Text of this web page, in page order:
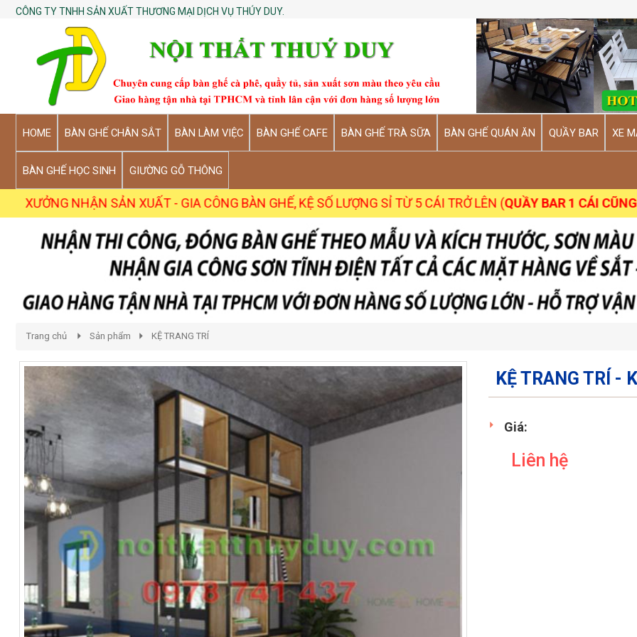
CÔNG TY TNHH SẢN XUẤT THƯƠNG MẠI DỊCH VỤ THÚY DUY.
HOME BÀN GHẾ CHÂN SẮT BÀN LÀM VIỆC BÀN GHẾ CAFE BÀN GHẾ TRÀ SỮA BÀN GHẾ QUÁN ĂN QUẦY BAR XE
BÀN GHẾ HỌC SINH GIƯỜNG GỖ THÔNG
NHẬN SẢN XUẤT - GIA CÔNG BÀN GHẾ, KỆ SỐ LƯỢNG SỈ TỪ 5 CÁI TRỞ LÊN (QUẦY BAR 1 CÁI CŨNG NHẬN)
Trang chủ Sản phẩm KỆ TRANG TRÍ
KỆ TRANG TRÍ -
Giá:
Liên hệ